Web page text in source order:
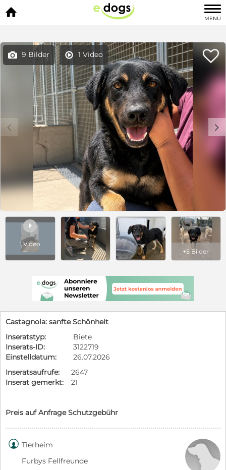

MENÜ
 9 Bilder  1 Video 
c d

1 Video
+5 Bilder
Castagnola: sanfte Schönheit
Inseratstyp:
Biete
Inserats-ID:
3122719
Einstelldatum:
26.07.2026
Inseratsaufrufe:
2647
Inserat gemerkt:
21
Preis auf Anfrage Schutzgebühr
 Tierheim
Furbys Fellfreunde